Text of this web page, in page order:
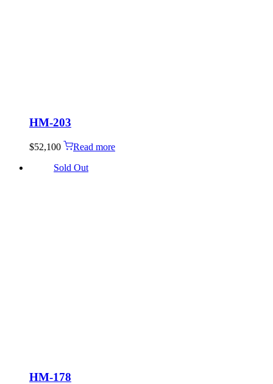
HM-203
$52,100
Read more
Sold Out
HM-178